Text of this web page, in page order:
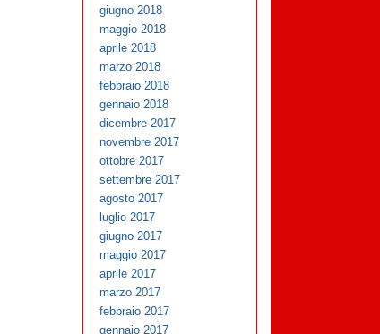
giugno 2018
maggio 2018
aprile 2018
marzo 2018
febbraio 2018
gennaio 2018
dicembre 2017
novembre 2017
ottobre 2017
settembre 2017
agosto 2017
luglio 2017
giugno 2017
maggio 2017
aprile 2017
marzo 2017
febbraio 2017
gennaio 2017